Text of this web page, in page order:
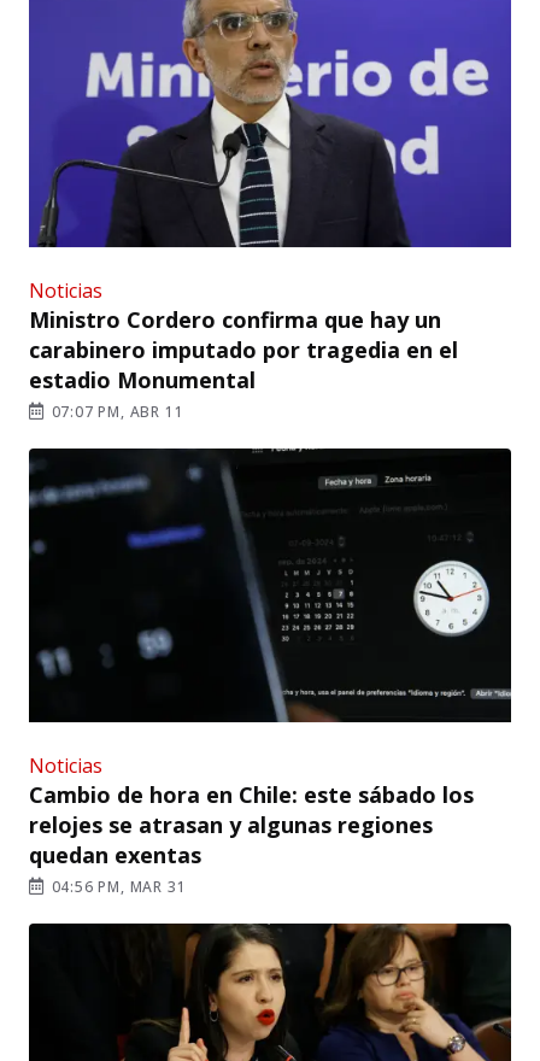
Noticias
Ministro Cordero confirma que hay un
carabinero imputado por tragedia en el
estadio Monumental
07:07 PM, ABR 11
Noticias
Cambio de hora en Chile: este sábado los
relojes se atrasan y algunas regiones
quedan exentas
04:56 PM, MAR 31